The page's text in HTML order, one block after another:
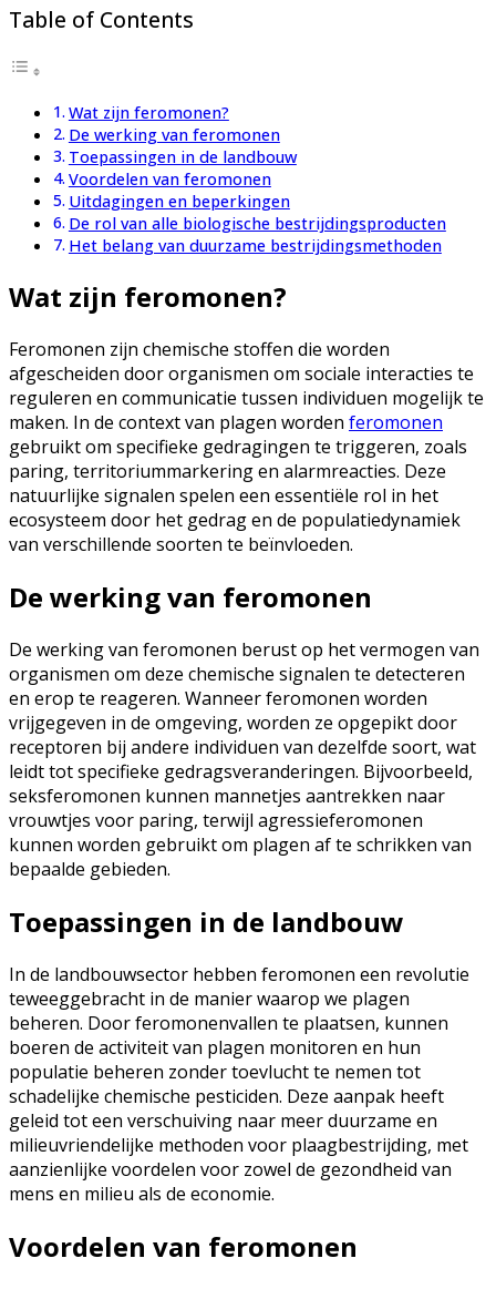
Table of Contents
Wat zijn feromonen?
De werking van feromonen
Toepassingen in de landbouw
Voordelen van feromonen
Uitdagingen en beperkingen
De rol van alle biologische bestrijdingsproducten
Het belang van duurzame bestrijdingsmethoden
Wat zijn feromonen?
Feromonen zijn chemische stoffen die worden
afgescheiden door organismen om sociale interacties te
reguleren en communicatie tussen individuen mogelijk te
maken. In de context van plagen worden feromonen
gebruikt om specifieke gedragingen te triggeren, zoals
paring, territoriummarkering en alarmreacties. Deze
natuurlijke signalen spelen een essentiële rol in het
ecosysteem door het gedrag en de populatiedynamiek
van verschillende soorten te beïnvloeden.
De werking van feromonen
De werking van feromonen berust op het vermogen van
organismen om deze chemische signalen te detecteren
en erop te reageren. Wanneer feromonen worden
vrijgegeven in de omgeving, worden ze opgepikt door
receptoren bij andere individuen van dezelfde soort, wat
leidt tot specifieke gedragsveranderingen. Bijvoorbeeld,
seksferomonen kunnen mannetjes aantrekken naar
vrouwtjes voor paring, terwijl agressieferomonen
kunnen worden gebruikt om plagen af te schrikken van
bepaalde gebieden.
Toepassingen in de landbouw
In de landbouwsector hebben feromonen een revolutie
teweeggebracht in de manier waarop we plagen
beheren. Door feromonenvallen te plaatsen, kunnen
boeren de activiteit van plagen monitoren en hun
populatie beheren zonder toevlucht te nemen tot
schadelijke chemische pesticiden. Deze aanpak heeft
geleid tot een verschuiving naar meer duurzame en
milieuvriendelijke methoden voor plaagbestrijding, met
aanzienlijke voordelen voor zowel de gezondheid van
mens en milieu als de economie.
Voordelen van feromonen